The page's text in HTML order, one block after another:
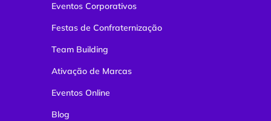
Eventos Corporativos
Festas de Confraternização
Team Building
Ativação de Marcas
Eventos Online
Blog